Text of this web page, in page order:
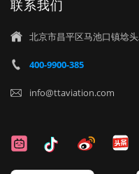
联系我们
 北京市昌平区马池口镇埝
 400-9900-385
 info@ttaviation.com